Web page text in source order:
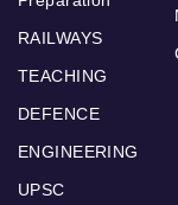
RAILWAYS
TEACHING
DEFENCE
ENGINEERING
UPSC